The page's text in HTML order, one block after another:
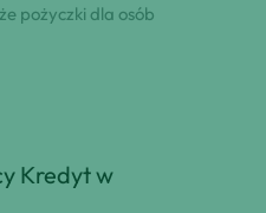
pożyczki dla osób
Kredyt w